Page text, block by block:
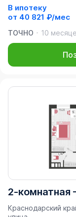
В ипотеку
от 40 821 ₽/мес
ТОЧНО
10
2-комнатная
Краснодарский